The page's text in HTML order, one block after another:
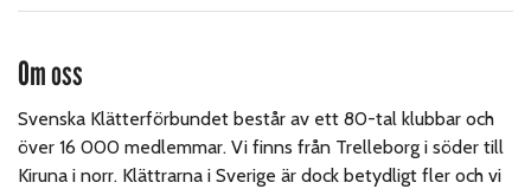
Om oss
Svenska Klätterförbundet består av ett 80-tal klubbar och
över 16 000 medlemmar. Vi finns från Trelleborg i söder till
Kiruna i norr. Klättrarna i Sverige är dock betydligt fler och vi